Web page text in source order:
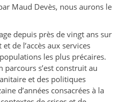
Maud Devès, nous aurons le
depuis près de vingt ans sur
de l’accès aux services
les plus précaires.
s’est construit au
et des politiques
d’années consacrées à la